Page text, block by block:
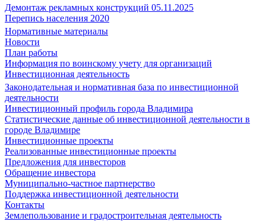
Демонтаж рекламных конструкций 05.11.2025
Перепись населения 2020
Нормативные материалы
Новости
План работы
Информация по воинскому учету для организаций
Инвестиционная деятельность
Законодательная и нормативная база по инвестиционной
деятельности
Инвестиционный профиль города Владимира
Статистические данные об инвестиционной деятельности в
городе Владимире
Инвестиционные проекты
Реализованные инвестиционные проекты
Предложения для инвесторов
Обращение инвестора
Муниципально-частное партнерство
Поддержка инвестиционной деятельности
Контакты
Землепользование и градостроительная деятельность